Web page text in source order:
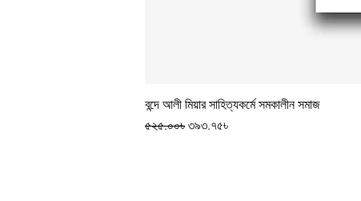
বন্দে আলী মিয়ার সাহিত্যকর্মে সমকালীন সমাজ
Regular Price
৫২৫.০০৳ Sale Price
৩৯৩.৭৫৳